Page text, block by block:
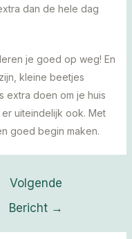
dan de hele dag
je goed op weg! En
kleine beetjes
extra doen om je huis
uiteindelijk ook. Met
goed begin maken.
Volgende
Bericht →